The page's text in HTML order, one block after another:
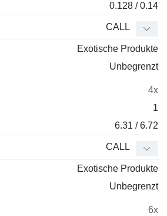
0.128 / 0.14
CALL
Exotische Produkte
Unbegrenzt
4x
1
6.31 / 6.72
CALL
Exotische Produkte
Unbegrenzt
6x